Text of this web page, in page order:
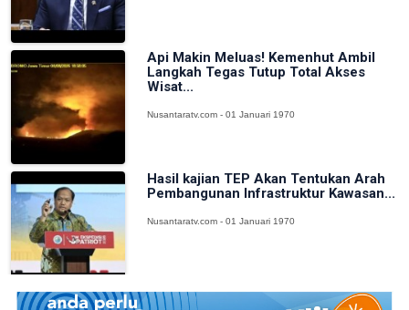
Api Makin Meluas! Kemenhut Ambil
Langkah Tegas Tutup Total Akses
Wisat...
Nusantaratv.com - 01 Januari 1970
Hasil kajian TEP Akan Tentukan Arah
Pembangunan Infrastruktur Kawasan...
Nusantaratv.com - 01 Januari 1970